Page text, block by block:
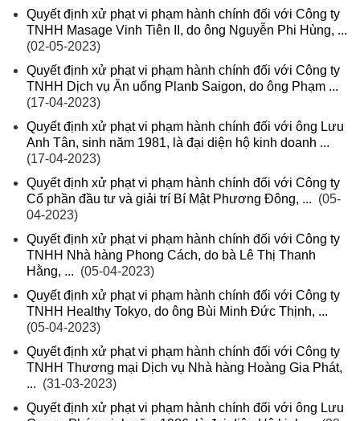
Quyết định xử phạt vi phạm hành chính đối với Công ty
TNHH Masage Vinh Tiên II, do ông Nguyễn Phi Hùng, ...
(02-05-2023)
Quyết định xử phạt vi phạm hành chính đối với Công ty
TNHH Dịch vụ Ăn uống Planb Saigon, do ông Phạm ...
(17-04-2023)
Quyết định xử phạt vi phạm hành chính đối với ông Lưu
Anh Tân, sinh năm 1981, là đại diện hộ kinh doanh ...
(17-04-2023)
Quyết định xử phạt vi phạm hành chính đối với Công ty
Cổ phần đầu tư và giải trí Bí Mật Phương Đông, ... (05-
04-2023)
Quyết định xử phạt vi phạm hành chính đối với Công ty
TNHH Nhà hàng Phong Cách, do bà Lê Thị Thanh
Hằng, ... (05-04-2023)
Quyết định xử phạt vi phạm hành chính đối với Công ty
TNHH Healthy Tokyo, do ông Bùi Minh Đức Thịnh, ...
(05-04-2023)
Quyết định xử phạt vi phạm hành chính đối với Công ty
TNHH Thương mại Dịch vụ Nhà hàng Hoàng Gia Phát,
... (31-03-2023)
Quyết định xử phạt vi phạm hành chính đối với ông Lưu